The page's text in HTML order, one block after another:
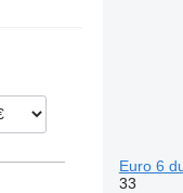
Euro 6
33